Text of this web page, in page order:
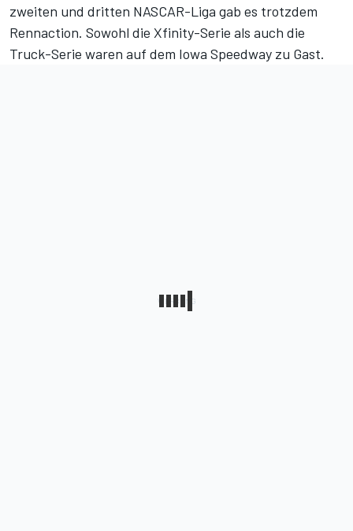
zweiten und dritten NASCAR-Liga gab es trotzdem
Rennaction. Sowohl die Xfinity-Serie als auch die
Truck-Serie waren auf dem Iowa Speedway zu Gast.